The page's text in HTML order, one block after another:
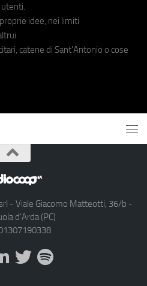
idee, nei limiti
catene di Sant'Antonio o cose
- Viale Giacomo Matteotti, 36/b -
d'Arda (PC)